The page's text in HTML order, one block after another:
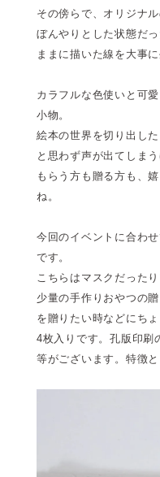
その傍らで、オリジナ
ぼんやりとした状態だ
ままに描いた線を大事
カラフルな色使いと可
小物。
絵本の世界を切り出し
と思わず声が出てしま
もらう方も贈る方も、
ね。
今回のイベントに合わ
です。
こちらはマスクだった
少量の手作りおやつの
を贈りたい時などにち
4枚入りです。孔版印刷
等がございます。特徴